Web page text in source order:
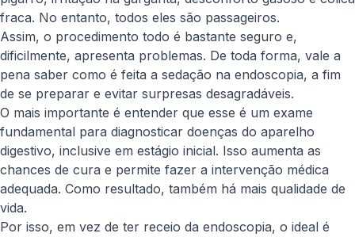
fraca. No entanto, todos eles são passageiros.
Assim, o procedimento todo é bastante seguro e,
dificilmente, apresenta problemas. De toda forma, vale a
pena saber como é feita a sedação na endoscopia, a fim
de se preparar e evitar surpresas desagradáveis.
O mais importante é entender que esse é um exame
fundamental para diagnosticar doenças do aparelho
digestivo, inclusive em estágio inicial. Isso aumenta as
chances de cura e permite fazer a intervenção médica
adequada. Como resultado, também há mais qualidade de
vida.
Por isso, em vez de ter receio da endoscopia, o ideal é